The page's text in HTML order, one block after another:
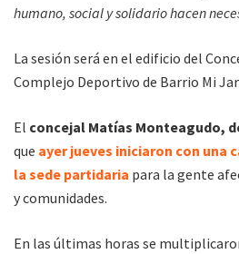
humano, social y solidario hacen
La sesión será en el edificio del
Complejo Deportivo de Barrio Mi
El concejal Matías Monteagudo,
que ayer jueves iniciaron con una
la sede partidaria para la gente
y comunidades.
En las últimas horas se